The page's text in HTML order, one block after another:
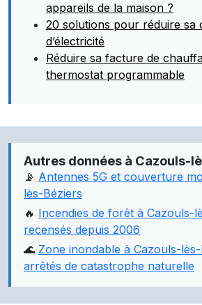
appareils de la maison ?
20 solutions pour réduire sa
d’électricité
Réduire sa facture de
thermostat programmable
Autres données à Cazouls-
📡 Antennes 5G et couverture
lès-Béziers
🔥 Incendies de forêt à Cazouls-
recensés depuis 2006
🌊 Zone inondable à Cazouls-
arrêtés de catastrophe naturelle